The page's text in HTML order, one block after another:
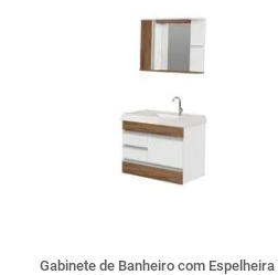
Gabinete de Banheiro com Espelheira